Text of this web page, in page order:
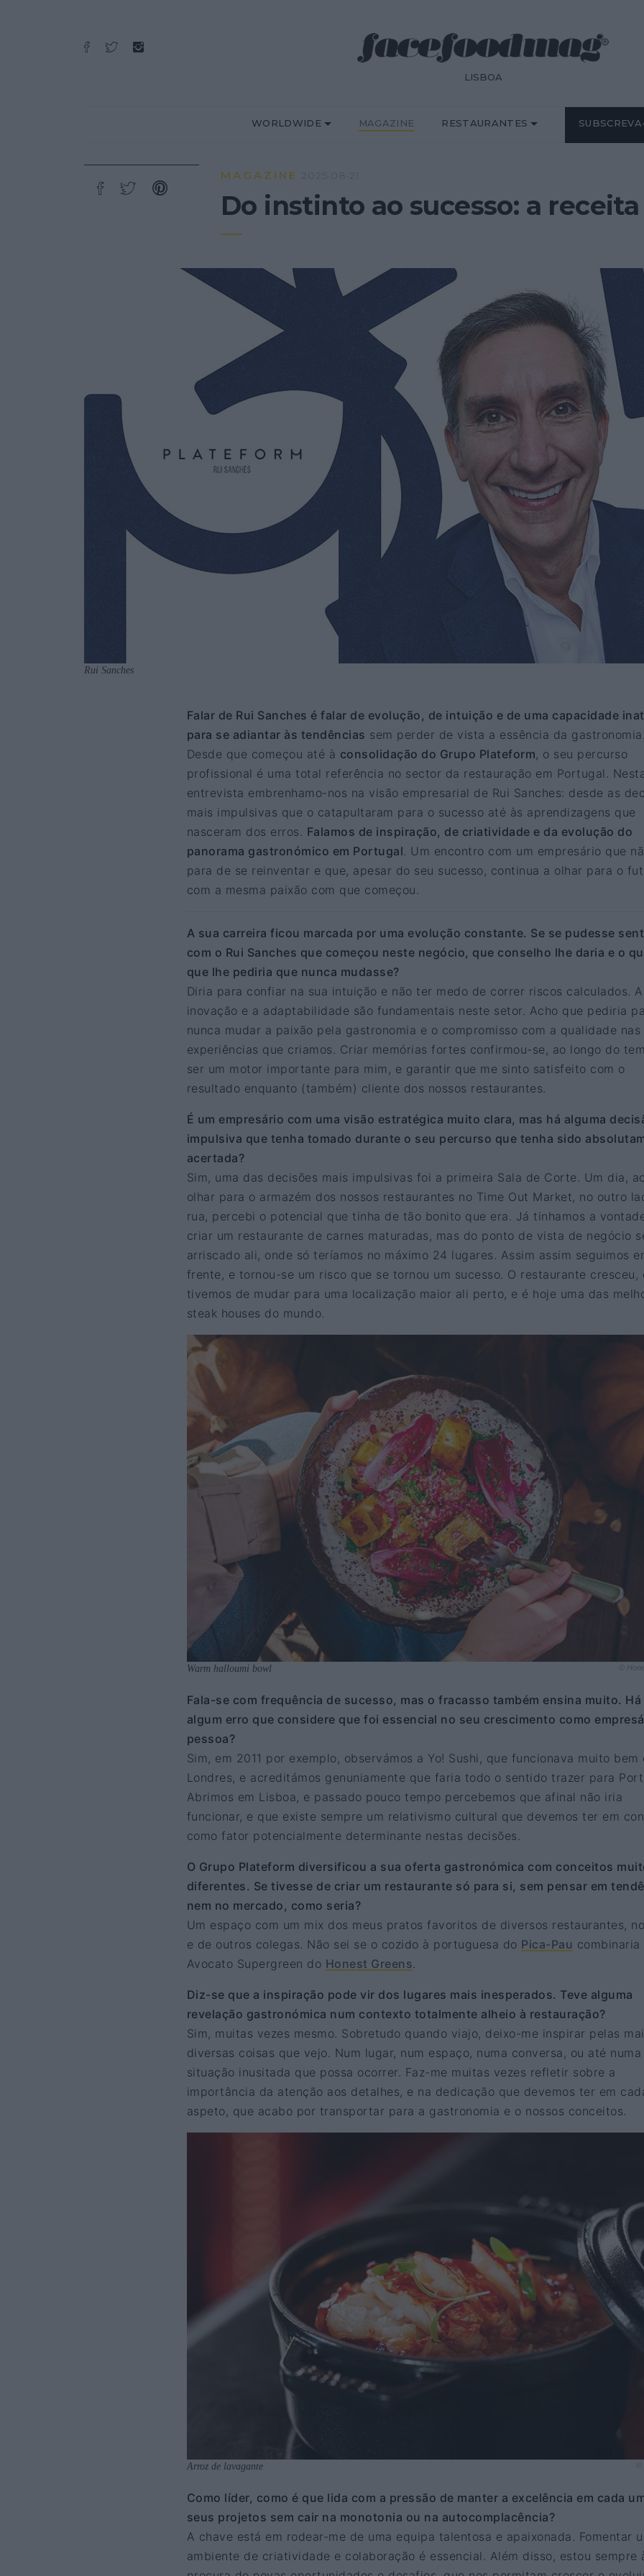
LISBOA
WORLDWIDE MAGAZINE RESTAURANTES
MAGAZINE 2025·08·21
Do instinto ao sucesso: a
Rui Sanches
Falar de Rui Sanches é falar de evolução, de intuição e de uma capacidade
para se adiantar às tendências sem perder de vista a essência da
Desde que começou até à consolidação do Grupo Plateform, o seu percurso
profissional é uma total referência no sector da restauração em Portugal.
entrevista embrenhamo-nos na visão empresarial de Rui Sanches: desde as
mais impulsivas que o catapultaram para o sucesso até às aprendizagens que
nasceram dos erros. Falamos de inspiração, de criatividade e da evolução do
panorama gastronómico em Portugal. Um encontro com um empresário que
para de se reinventar e que, apesar do seu sucesso, continua a olhar para o
com a mesma paixão com que começou.
A sua carreira ficou marcada por uma evolução constante. Se se pudesse
com o Rui Sanches que começou neste negócio, que conselho lhe daria e o
que lhe pediria que nunca mudasse?
Diria para confiar na sua intuição e não ter medo de correr riscos calculados. A
inovação e a adaptabilidade são fundamentais neste setor. Acho que pediria
nunca mudar a paixão pela gastronomia e o compromisso com a qualidade nas
experiências que criamos. Criar memórias fortes confirmou-se, ao longo do
ser um motor importante para mim, e garantir que me sinto satisfeito com o
resultado enquanto (também) cliente dos nossos restaurantes.
É um empresário com uma visão estratégica muito clara, mas há alguma
impulsiva que tenha tomado durante o seu percurso que tenha sido
acertada?
Sim, uma das decisões mais impulsivas foi a primeira Sala de Corte. Um dia,
olhar para o armazém dos nossos restaurantes no Time Out Market, no outro
rua, percebi o potencial que tinha de tão bonito que era. Já tinhamos a
criar um restaurante de carnes maturadas, mas do ponto de vista de negócio
arriscado ali, onde só teríamos no máximo 24 lugares. Assim assim seguimos
frente, e tornou-se um risco que se tornou um sucesso. O restaurante cresceu,
tivemos de mudar para uma localização maior ali perto, e é hoje uma das
steak houses do mundo.
Warm halloumi bowl ©
Fala-se com frequência de sucesso, mas o fracasso também ensina muito. Há
algum erro que considere que foi essencial no seu crescimento como
pessoa?
Sim, em 2011 por exemplo, observámos a Yo! Sushi, que funcionava muito bem
Londres, e acreditámos genuniamente que faria todo o sentido trazer para
Abrimos em Lisboa, e passado pouco tempo percebemos que afinal não iria
funcionar, e que existe sempre um relativismo cultural que devemos ter em
como fator potencialmente determinante nestas decisões.
O Grupo Plateform diversificou a sua oferta gastronómica com conceitos
diferentes. Se tivesse de criar um restaurante só para si, sem pensar em
nem no mercado, como seria?
Um espaço com um mix dos meus pratos favoritos de diversos restaurantes,
e de outros colegas. Não sei se o cozido à portuguesa do Pica-Pau combinaria
Avocato Supergreen do Honest Greens.
Diz-se que a inspiração pode vir dos lugares mais inesperados. Teve alguma
revelação gastronómica num contexto totalmente alheio à restauração?
Sim, muitas vezes mesmo. Sobretudo quando viajo, deixo-me inspirar pelas
diversas coisas que vejo. Num lugar, num espaço, numa conversa, ou até numa
situação inusitada que possa ocorrer. Faz-me muitas vezes refletir sobre a
importância da atenção aos detalhes, e na dedicação que devemos ter em
aspeto, que acabo por transportar para a gastronomia e o nossos conceitos.
Arroz de lavagante
Como líder, como é que lida com a pressão de manter a excelência em cada
seus projetos sem cair na monotonia ou na autocomplacência?
A chave está em rodear-me de uma equipa talentosa e apaixonada. Fomentar
ambiente de criatividade e colaboração é essencial. Além disso, estou sempre